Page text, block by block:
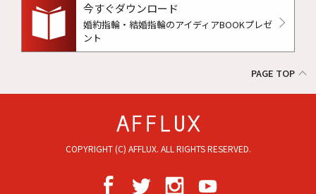
今すぐダウンロード
婚約指輪・結婚指輪のアイディアBOOKプレゼ
ント
PAGE TOP
COPYRIGHT (C) AFFLUX. ALL RIGHTS RESERVED.